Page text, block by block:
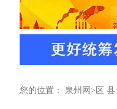
您的位置： 泉州网 > 区 县